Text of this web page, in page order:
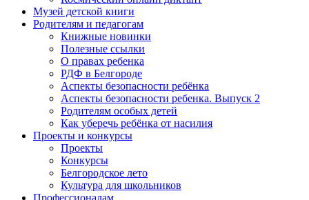
Музей детской книги
Родителям и педагогам
Книжные новинки
Полезные ссылки
О правах ребенка
РДФ в Белгороде
Аспекты безопасности ребёнка
Аспекты безопасности ребенка. Выпуск 2
Родителям особых детей
Как уберечь ребёнка от насилия
Проекты и конкурсы
Проекты
Конкурсы
Белгородское лето
Культура для школьников
Профессионалам